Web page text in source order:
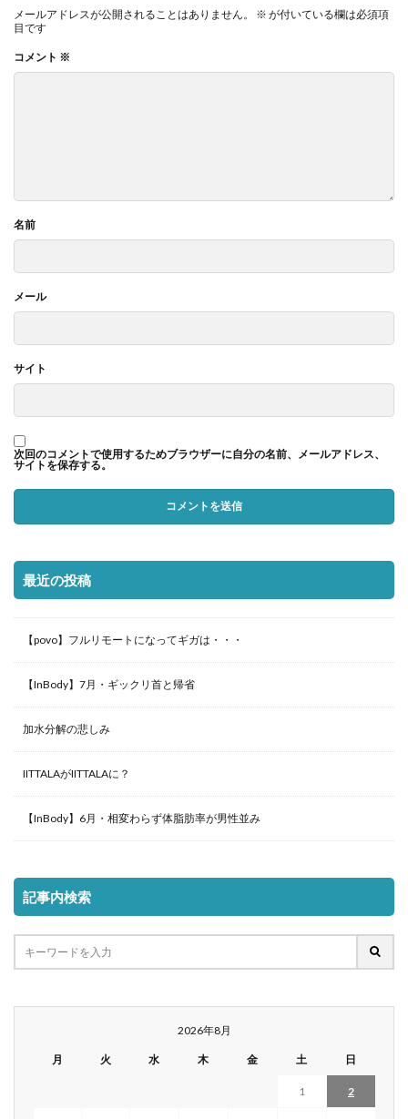
メールアドレスが公開されることはありません。 ※ が付いている欄は必須項
目です
コメント ※
名前
メール
サイト
次回のコメントで使用するためブラウザーに自分の名前、メールアドレス、
サイトを保存する。
最近の投稿
【povo】フルリモートになってギガは・・・
【InBody】7月・ギックリ首と帰省
加水分解の悲しみ
IITTALAがIITTALAに？
【InBody】6月・相変わらず体脂肪率が男性並み
記事内検索
2026年8月
月 火 水 木 金 土 日
1 2